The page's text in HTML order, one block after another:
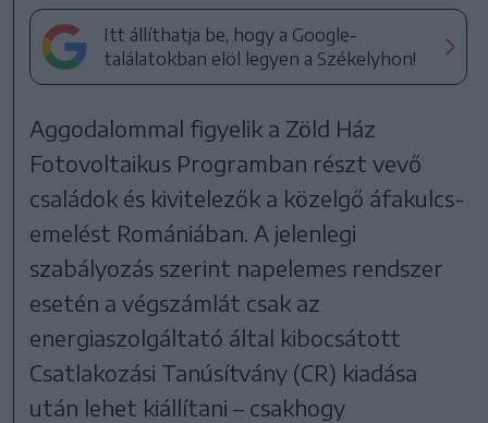
Itt állíthatja be, hogy a Google-
találatokban elöl legyen a Székelyhon!
Aggodalommal figyelik a Zöld Ház
Fotovoltaikus Programban részt vevő
családok és kivitelezők a közelgő áfakulcs-
emelést Romániában. A jelenlegi
szabályozás szerint napelemes rendszer
esetén a végszámlát csak az
energiaszolgáltató által kibocsátott
Csatlakozási Tanúsítvány (CR) kiadása
után lehet kiállítani – csakhogy